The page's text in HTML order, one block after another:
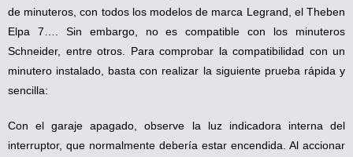
de minuteros, con todos los modelos de marca Legrand, el Theben
Elpa 7…. Sin embargo, no es compatible con los minuteros
Schneider, entre otros. Para comprobar la compatibilidad con un
minutero instalado, basta con realizar la siguiente prueba rápida y
sencilla:
Con el garaje apagado, observe la luz indicadora interna del
interruptor, que normalmente debería estar encendida. Al accionar